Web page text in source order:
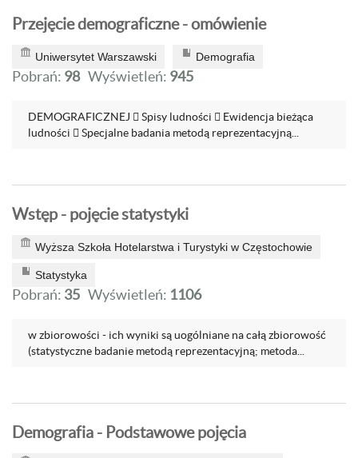
Przejęcie demograficzne - omówienie
Uniwersytet Warszawski Demografia
Pobrań: 98 Wyświetleń: 945
DEMOGRAFICZNEJ  Spisy ludności  Ewidencja bieżąca
ludności  Specjalne badania metodą reprezentacyjną...
Wstęp - pojęcie statystyki
Wyższa Szkoła Hotelarstwa i Turystyki w Częstochowie
Statystyka
Pobrań: 35 Wyświetleń: 1106
w zbiorowości - ich wyniki są uogólniane na całą zbiorowość
(statystyczne badanie metodą reprezentacyjną; metoda...
Demografia - Podstawowe pojęcia